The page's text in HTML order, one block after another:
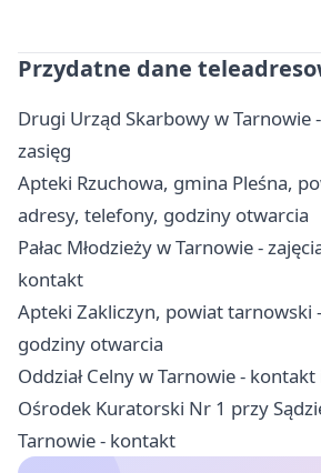
Przydatne dane
Drugi Urząd Skarbowy w Tarnowie
zasięg
Apteki Rzuchowa, gmina Pleśna,
adresy, telefony, godziny otwarcia
Pałac Młodzieży w Tarnowie -
kontakt
Apteki Zakliczyn, powiat tarnowski
godziny otwarcia
Oddział Celny w Tarnowie -
Ośrodek Kuratorski Nr 1 przy
Tarnowie - kontakt